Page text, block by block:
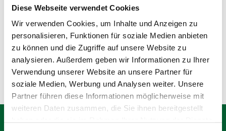
Diese Webseite verwendet Cookies
Wir verwenden Cookies, um Inhalte und Anzeigen zu
personalisieren, Funktionen für soziale Medien anbieten
zu können und die Zugriffe auf unsere Website zu
analysieren. Außerdem geben wir Informationen zu Ihrer
Verwendung unserer Website an unsere Partner für
soziale Medien, Werbung und Analysen weiter. Unsere
Partner führen diese Informationen möglicherweise mit
weiteren Daten zusammen, die Sie ihnen bereitgestellt
Bisher hat Agentur, 0 Blog Beiträge
geschrieben.